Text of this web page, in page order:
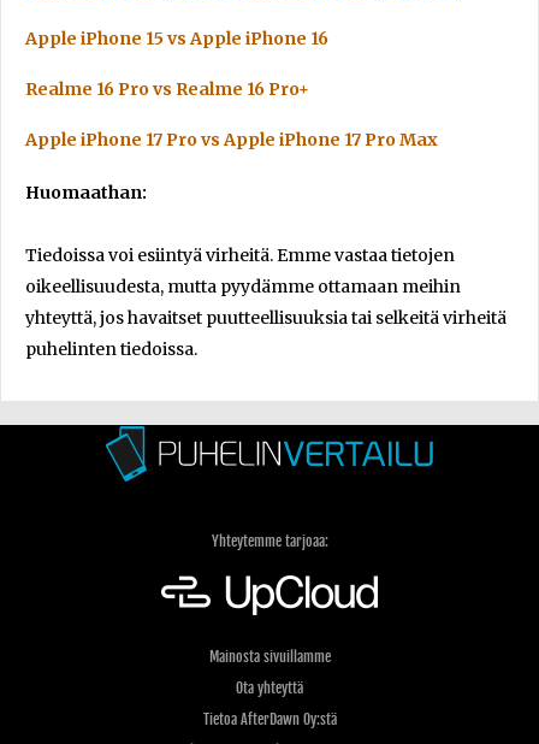
Apple iPhone 15 vs Apple iPhone 16
Realme 16 Pro vs Realme 16 Pro+
Apple iPhone 17 Pro vs Apple iPhone 17 Pro Max
Huomaathan:
Tiedoissa voi esiintyä virheitä. Emme vastaa tietojen
oikeellisuudesta, mutta pyydämme ottamaan meihin
yhteyttä, jos havaitset puutteellisuuksia tai selkeitä virheitä
puhelinten tiedoissa.
Yhteytemme tarjoaa:
Mainosta sivuillamme
Ota yhteyttä
Tietoa AfterDawn Oy:stä